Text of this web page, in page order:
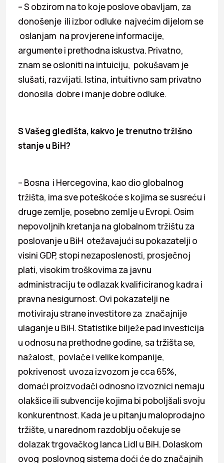
– S obzirom na to koje poslove obavljam, za
donošenje ili izbor odluke najvećim dijelom se
oslanjam na provjerene informacije,
argumente i prethodna iskustva. Privatno,
znam se osloniti na intuiciju, pokušavam je
slušati, razvijati. Istina, intuitivno sam privatno
donosila dobre i manje dobre odluke.
S Vašeg gledišta, kakvo je trenutno tržišno
stanje u BiH?
– Bosna i Hercegovina, kao dio globalnog
tržišta, ima sve poteškoće s kojima se susreću i
druge zemlje, posebno zemlje u Evropi. Osim
nepovoljnih kretanja na globalnom tržištu za
poslovanje u BiH otežavajući su pokazatelji o
visini GDP, stopi nezaposlenosti, prosječnoj
plati, visokim troškovima za javnu
administraciju te odlazak kvalificiranog kadra i
pravna nesigurnost. Ovi pokazatelji ne
motiviraju strane investitore za značajnije
ulaganje u BiH. Statistike bilježe pad investicija
u odnosu na prethodne godine, sa tržišta se,
nažalost, povlače i velike kompanije,
pokrivenost uvoza izvozom je cca 65%,
domaći proizvođači odnosno izvoznici nemaju
olakšice ili subvencije kojima bi poboljšali svoju
konkurentnost. Kada je u pitanju maloprodajno
tržište, u narednom razdoblju očekuje se
dolazak trgovačkog lanca Lidl u BiH. Dolaskom
ovog poslovnog sistema doći će do značajnih